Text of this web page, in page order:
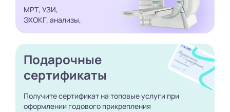
МРТ, УЗИ,
ЭХОКГ, анализы,
Подарочные
сертификаты
Получите сертификат на топовые услуги при
оформлении годового прикрепления